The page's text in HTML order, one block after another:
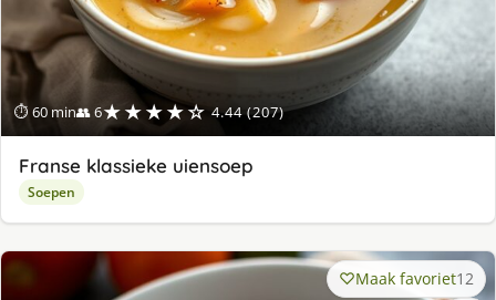
⏱ 60 min👥 6★★★★☆ 4.44 (207)
Franse klassieke uiensoep
Soepen
Maak favoriet12